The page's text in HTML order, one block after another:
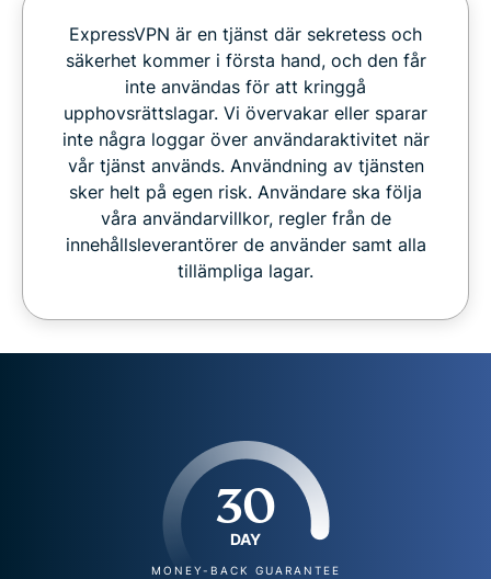
ExpressVPN är en tjänst där sekretess och
säkerhet kommer i första hand, och den får
inte användas för att kringgå
upphovsrättslagar. Vi övervakar eller sparar
inte några loggar över användaraktivitet när
vår tjänst används. Användning av tjänsten
sker helt på egen risk. Användare ska följa
våra användarvillkor, regler från de
innehållsleverantörer de använder samt alla
tillämpliga lagar.
30
DAY
MONEY-BACK GUARANTEE